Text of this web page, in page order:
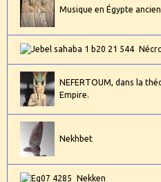
Musique en Égypte
NEFERTOUM, dans la
Empire.
Nekhbet
Nekken